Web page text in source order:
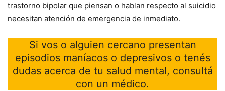
trastorno bipolar que piensan o hablan respecto al suicidio
necesitan atención de emergencia de inmediato.
Si vos o alguien cercano presentan
episodios maníacos o depresivos o tenés
dudas acerca de tu salud mental, consultá
con un médico.